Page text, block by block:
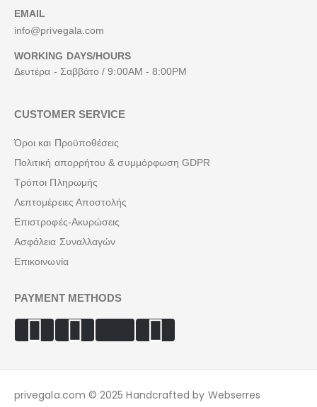
EMAIL
info@privegala.com
WORKING DAYS/HOURS
Δευτέρα - Σαββάτο / 9:00AM - 8:00PM
CUSTOMER SERVICE
Όροι και Προϋποθέσεις
Πολιτική απορρήτου & συμμόρφωση GDPR
Τρόποι Πληρωμής
Λεπτομέρειες Αποστολής
Επιστροφές-Ακυρώσεις
Ασφάλεια Συναλλαγών
Επικοινωνία
PAYMENT METHODS
privegala.com © 2025 Handcrafted by Webserres